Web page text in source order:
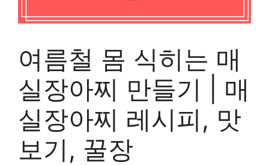
여름철 몸 식히는 매
실장아찌 만들기 | 매
실장아찌 레시피, 맛
보기, 꿀장